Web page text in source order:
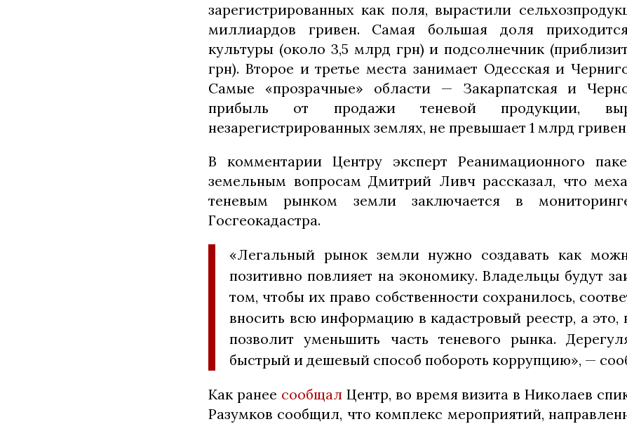
зарегистрированных как поля, вырастили
миллиардов гривен. Самая большая доля
культуры (около 3,5 млрд грн) и подсолнечник
грн). Второе и третье места занимает Одесская и
Самые «прозрачные» области — Закарпатская и
прибыль от продажи теневой продукции,
незарегистрированных землях, не превышает 1 млрд
В комментарии Центру эксперт Реанимационного
земельным вопросам Дмитрий Ливч рассказал, что
теневым рынком земли заключается в
Госгеокадастра.
«Легальный рынок земли нужно создавать как
позитивно повлияет на экономику. Владельцы будут
том, чтобы их право собственности сохранилось,
вносить всю информацию в кадастровый реестр, а это,
позволит уменьшить часть теневого рынка.
быстрый и дешевый способ побороть коррупцию», —
Как ранее сообщалЦентр, во время визита в Николаев
Разумков сообщил, что комплекс мероприятий,